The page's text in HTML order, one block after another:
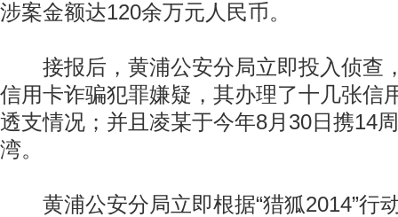
涉案金额达120余万元人民币。
接报后，黄浦公安分局立即投入侦查
信用卡诈骗犯罪嫌疑，其办理了十几张信
透支情况；并且凌某于今年8月30日携14
湾。
黄浦公安分局立即根据“猎狐2014”行